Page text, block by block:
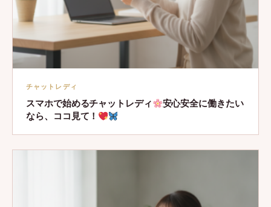
チャットレディ
スマホで始めるチャットレディ
安心安全に働きたい
なら、ココ見て！